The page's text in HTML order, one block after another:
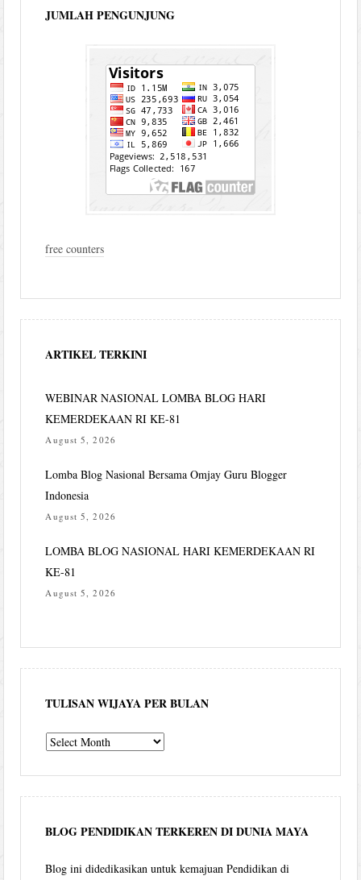
JUMLAH PENGUNJUNG
free counters
ARTIKEL TERKINI
WEBINAR NASIONAL LOMBA BLOG HARI
KEMERDEKAAN RI KE-81
August 5, 2026
Lomba Blog Nasional Bersama Omjay Guru Blogger
Indonesia
August 5, 2026
LOMBA BLOG NASIONAL HARI KEMERDEKAAN RI
KE-81
August 5, 2026
TULISAN WIJAYA PER BULAN
Tulisan
per
bulan
BLOG PENDIDIKAN TERKEREN DI DUNIA MAYA
Blog ini didedikasikan untuk kemajuan Pendidikan di